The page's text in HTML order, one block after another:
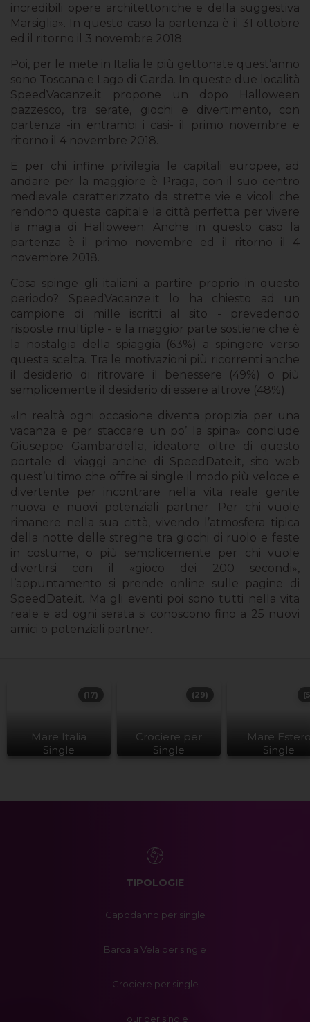
incredibili opere architettoniche e della suggestiva
Marsiglia». In questo caso la partenza è il 31 ottobre
ed il ritorno il 3 novembre 2018.
Poi, per le mete in Italia le più gettonate quest’anno
sono Toscana e Lago di Garda. In queste due località
SpeedVacanze.it propone un dopo Halloween
pazzesco, tra serate, giochi e divertimento, con
partenza -in entrambi i casi- il primo novembre e
ritorno il 4 novembre 2018.
E per chi infine privilegia le capitali europee, ad
andare per la maggiore è Praga, con il suo centro
medievale caratterizzato da strette vie e vicoli che
rendono questa capitale la città perfetta per vivere
la magia di Halloween. Anche in questo caso la
partenza è il primo novembre ed il ritorno il 4
novembre 2018.
Cosa spinge gli italiani a partire proprio in questo
periodo? SpeedVacanze.it lo ha chiesto ad un
campione di mille iscritti al sito - prevedendo
risposte multiple - e la maggior parte sostiene che è
la nostalgia della spiaggia (63%) a spingere verso
questa scelta. Tra le motivazioni più ricorrenti anche
il desiderio di ritrovare il benessere (49%) o più
semplicemente il desiderio di essere altrove (48%).
«In realtà ogni occasione diventa propizia per una
vacanza e per staccare un po’ la spina» conclude
Giuseppe Gambardella, ideatore oltre di questo
portale di viaggi anche di SpeedDate.it, sito web
quest’ultimo che offre ai single il modo più veloce e
divertente per incontrare nella vita reale gente
nuova e nuovi potenziali partner. Per chi vuole
rimanere nella sua città, vivendo l’atmosfera tipica
della notte delle streghe tra giochi di ruolo e feste
in costume, o più semplicemente per chi vuole
divertirsi con il «gioco dei 200 secondi»,
l’appuntamento si prende online sulle pagine di
SpeedDate.it. Ma gli eventi poi sono tutti nella vita
reale e ad ogni serata si conoscono fino a 25 nuovi
amici o potenziali partner.
Mare Italia
Single
(17)
Crociere per
Single
(29)
Mare
Single
TIPOLOGIE
Capodanno per single
Barca a Vela per single
Crociere per single
Tour per single